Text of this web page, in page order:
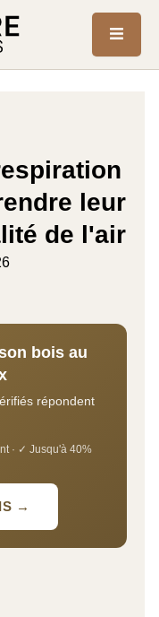
leur
de l'air
bois au
répondent
· ✓ Jusqu'à 40%
→